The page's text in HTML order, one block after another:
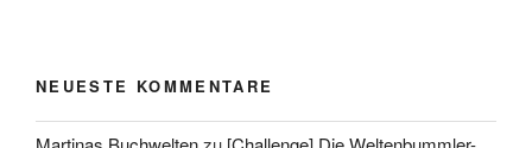
NEUESTE KOMMENTARE